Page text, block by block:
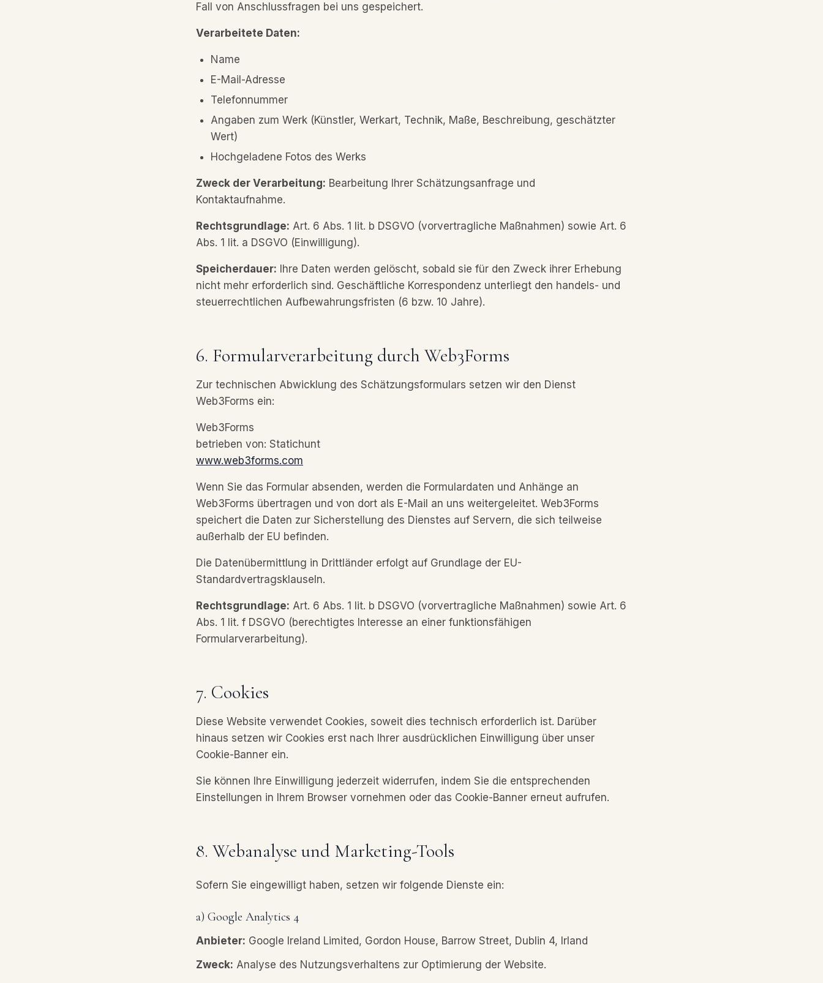
Fall von Anschlussfragen bei uns gespeichert.
Verarbeitete Daten:
Name
E-Mail-Adresse
Telefonnummer
Angaben zum Werk (Künstler, Werkart, Technik, Maße, Beschreibung, geschätzter
Wert)
Hochgeladene Fotos des Werks
Zweck der Verarbeitung: Bearbeitung Ihrer Schätzungsanfrage und
Kontaktaufnahme.
Rechtsgrundlage: Art. 6 Abs. 1 lit. b DSGVO (vorvertragliche Maßnahmen) sowie Art. 6
Abs. 1 lit. a DSGVO (Einwilligung).
Speicherdauer: Ihre Daten werden gelöscht, sobald sie für den Zweck ihrer Erhebung
nicht mehr erforderlich sind. Geschäftliche Korrespondenz unterliegt den handels- und
steuerrechtlichen Aufbewahrungsfristen (6 bzw. 10 Jahre).
6. Formularverarbeitung durch Web3Forms
Zur technischen Abwicklung des Schätzungsformulars setzen wir den Dienst
Web3Forms ein:
Web3Forms
betrieben von: Statichunt
www.web3forms.com
Wenn Sie das Formular absenden, werden die Formulardaten und Anhänge an
Web3Forms übertragen und von dort als E-Mail an uns weitergeleitet. Web3Forms
speichert die Daten zur Sicherstellung des Dienstes auf Servern, die sich teilweise
außerhalb der EU befinden.
Die Datenübermittlung in Drittländer erfolgt auf Grundlage der EU-
Standardvertragsklauseln.
Rechtsgrundlage: Art. 6 Abs. 1 lit. b DSGVO (vorvertragliche Maßnahmen) sowie Art. 6
Abs. 1 lit. f DSGVO (berechtigtes Interesse an einer funktionsfähigen
Formularverarbeitung).
7. Cookies
Diese Website verwendet Cookies, soweit dies technisch erforderlich ist. Darüber
hinaus setzen wir Cookies erst nach Ihrer ausdrücklichen Einwilligung über unser
Cookie-Banner ein.
Sie können Ihre Einwilligung jederzeit widerrufen, indem Sie die entsprechenden
Einstellungen in Ihrem Browser vornehmen oder das Cookie-Banner erneut aufrufen.
8. Webanalyse und Marketing-Tools
Sofern Sie eingewilligt haben, setzen wir folgende Dienste ein:
a) Google Analytics 4
Anbieter: Google Ireland Limited, Gordon House, Barrow Street, Dublin 4, Irland
Zweck: Analyse des Nutzungsverhaltens zur Optimierung der Website.